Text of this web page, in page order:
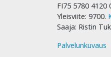
FI75 5780 4120
Yleisviite: 9700.
Saaja: Ristin
Palvelunkuvaus